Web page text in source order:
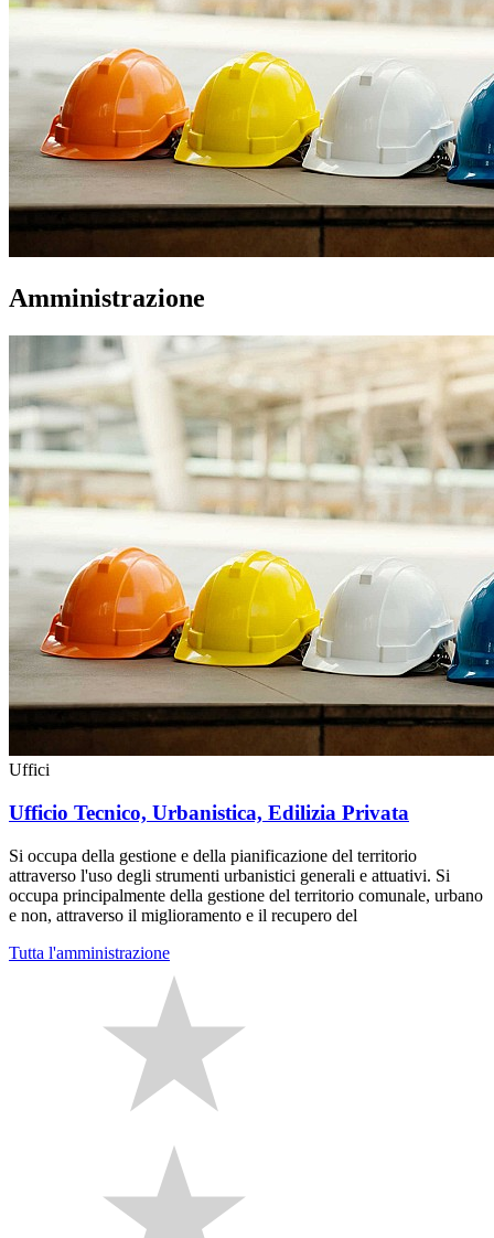
Amministrazione
Uffici
Ufficio Tecnico, Urbanistica, Edilizia Privata
Si occupa della gestione e della pianificazione del territorio
attraverso l'uso degli strumenti urbanistici generali e attuativi. Si
occupa principalmente della gestione del territorio comunale, urbano
e non, attraverso il miglioramento e il recupero del
Tutta l'amministrazione